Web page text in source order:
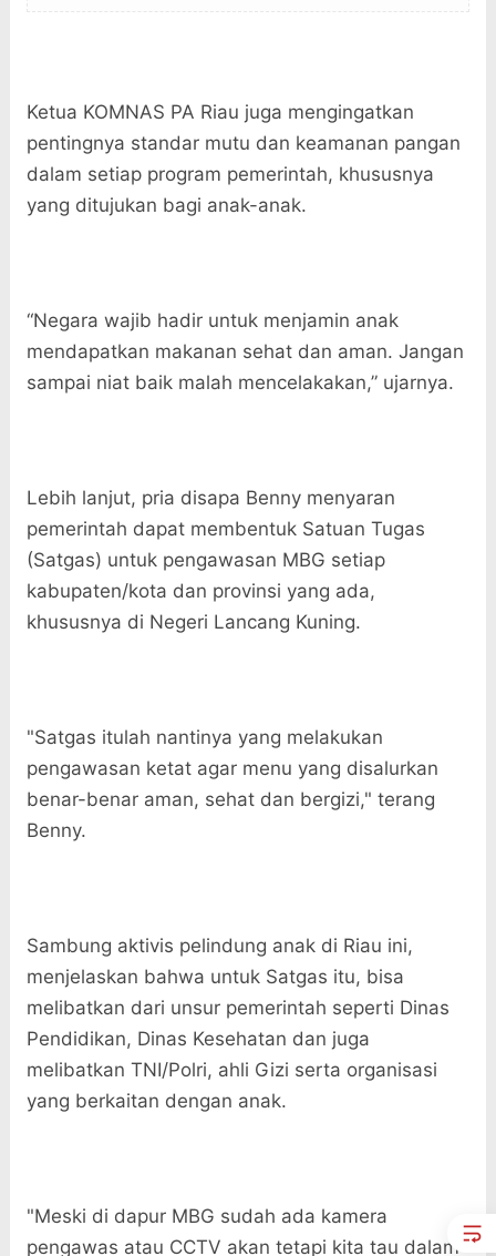
Ketua KOMNAS PA Riau juga mengingatkan
pentingnya standar mutu dan keamanan pangan
dalam setiap program pemerintah, khususnya
yang ditujukan bagi anak-anak.
“Negara wajib hadir untuk menjamin anak
mendapatkan makanan sehat dan aman. Jangan
sampai niat baik malah mencelakakan,” ujarnya.
Lebih lanjut, pria disapa Benny menyaran
pemerintah dapat membentuk Satuan Tugas
(Satgas) untuk pengawasan MBG setiap
kabupaten/kota dan provinsi yang ada,
khususnya di Negeri Lancang Kuning.
"Satgas itulah nantinya yang melakukan
pengawasan ketat agar menu yang disalurkan
benar-benar aman, sehat dan bergizi," terang
Benny.
Sambung aktivis pelindung anak di Riau ini,
menjelaskan bahwa untuk Satgas itu, bisa
melibatkan dari unsur pemerintah seperti Dinas
Pendidikan, Dinas Kesehatan dan juga
melibatkan TNI/Polri, ahli Gizi serta organisasi
yang berkaitan dengan anak.
"Meski di dapur MBG sudah ada kamera
pengawas atau CCTV akan tetapi kita tau dalam